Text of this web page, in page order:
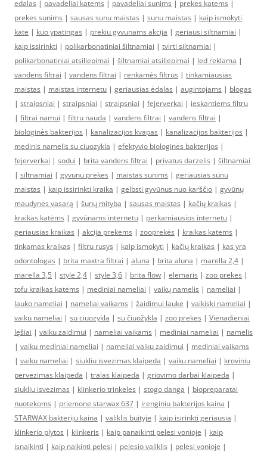
edalas | pavadeliai katems | pavadeliai sunims | prekes katems |
prekes sunims | sausas sunu maistas | sunu maistas | kaip ismokyti
kate | kuo ypatingas | prekiu gyvunams akcija | geriausi siltnamiai |
kaip issirinkti | polikarbonatiniai šiltnamiai | tvirti siltnamiai |
polikarbonatiniai atsiliepimai | šiltnamiai atsiliepimai | led reklama |
vandens filtrai | vandens filtrai | renkamės filtrus | tinkamiausias
maistas | maistas internetu | geriausias ėdalas | augintojams | blogas
| straipsniai | straipsniai | straipsniai | fejerverkai | ieskantiems filtru
| filtrai namui | filtru nauda | vandens filtrai | vandens filtrai |
biologinės bakterijos | kanalizacijos kvapas | kanalizacijos bakterijos |
medinis namelis su ciuozykla | efektyvio biologinės bakterijos |
fejerverkai | sodui | brita vandens filtrai | privatus darzelis | šiltnamiai
| siltnamiai | gyvunu prekes | maistas sunims | geriausias sunu
maistas | kaip issirinkti kraika | gelbsti gyvūnus nuo karščio | gyvūnų
maudynės vasarą | šunų mityba | sausas maistas | kačių kraikas |
kraikas katėms | gyvūnams internetu | perkamiausios internetu |
geriausias kraikas | akcija prekems | zooprekės | kraikas katems |
tinkamas kraikas | filtru rusys | kaip ismokyti | kačių kraikas | kas yra
odontologas | brita maxtra filtrai | aluna | brita aluna | marella 2,4 |
marella 3,5 | style 2,4 | style 3,6 | brita flow | elemaris | zoo prekes |
tofu kraikas katėms | mediniai nameliai | vaikų namelis | nameliai |
lauko nameliai | nameliai vaikams | žaidimui lauke | vaikiski nameliai |
vaiku nameliai | su ciuozykla | su čiuožykla | zoo prekes | Vienadieniai
lęšiai | vaiku zaidimui | nameliai vaikams | mediniai nameliai | namelis
| vaiku mediniai nameliai | nameliai vaiku zaidimui | mediniai vaikams
| vaiku nameliai | siukliu isvezimas klaipeda | vaiku nameliai | kroviniu
pervezimas klaipeda | tralas klaipeda | griovimo darbai klaipeda |
siukliu isvezimas | klinkerio trinkeles | stogo danga | biopreparatai
nuotekoms | priemone starwax 637 | irenginiu bakterijos kaina |
STARWAX bakteriju kaina | valiklis buityje | kaip isirinkti geriausia |
klinkerio plytos | klinkeris | kaip panaikinti pelesi vonioje | kaip
isnaikinti | kaip naikinti pelesi | pelesio valiklis | pelesi vonioje |